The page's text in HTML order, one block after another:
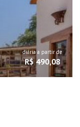
diária a partir de
R$ 490,08